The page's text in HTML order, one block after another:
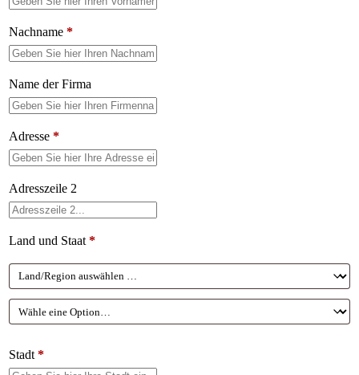
Nachname *
Name der Firma
Adresse *
Adresszeile 2
Land und Staat *
Stadt *